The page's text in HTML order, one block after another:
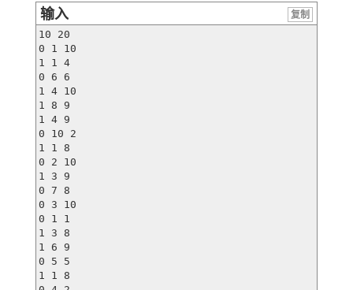
输入
复制
10 20
0 1 10
1 1 4
0 6 6
1 4 10
1 8 9
1 4 9
0 10 2
1 1 8
0 2 10
1 3 9
0 7 8
0 3 10
0 1 1
1 3 8
1 6 9
0 5 5
1 1 8